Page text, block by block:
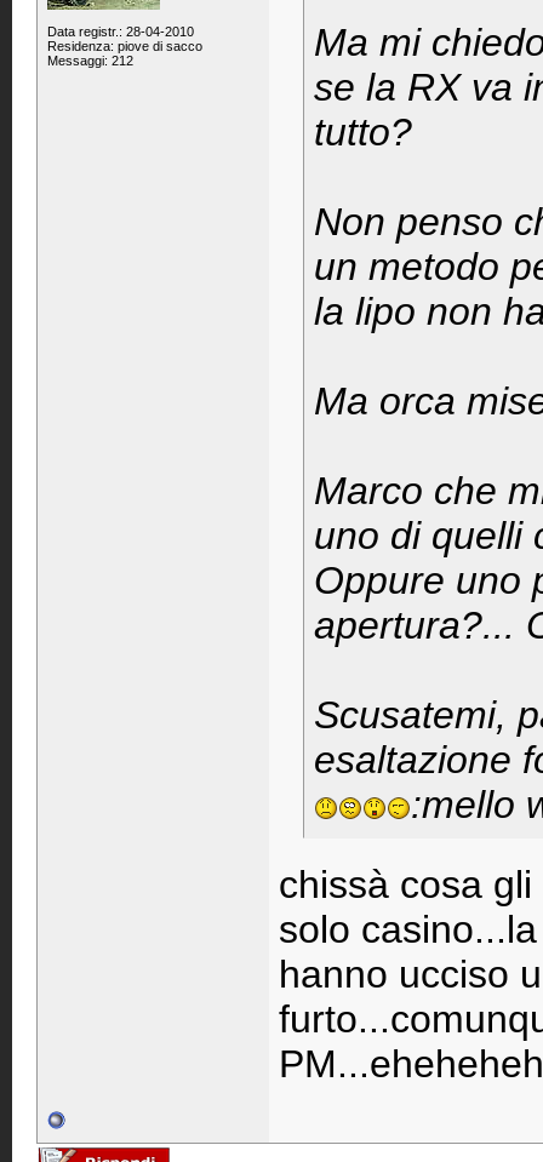
Data registr.: 28-04-2010
Residenza: piove di sacco
Messaggi: 212
Ma mi
se la RX va
tutto?
Non penso
un metodo
la lipo non
Ma orca
Marco che
uno di quelli
Oppure uno
apertura?...
Scusatemi,
esaltazione
:mello
chissà cosa
solo
hanno ucciso
PM...eheheheh